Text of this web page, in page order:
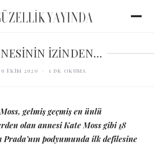
İZİNDEN…
9 Ekim 2020 · 1 dk okuma
gelmiş geçmiş en ünlü
olan annesi Kate Moss gibi18
Prada’nın podyumunda ilk defilesine